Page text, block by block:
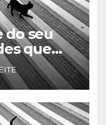
do seu
que